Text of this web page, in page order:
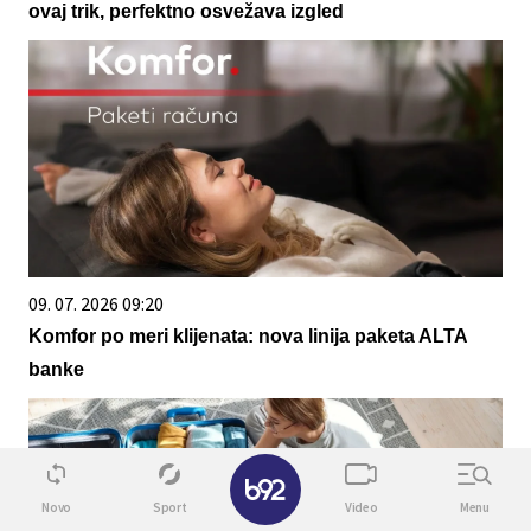
ovaj trik, perfektno osvežava izgled
09. 07. 2026 09:20
Komfor po meri klijenata: nova linija paketa ALTA
banke
Novo Sport Video Menu
✕